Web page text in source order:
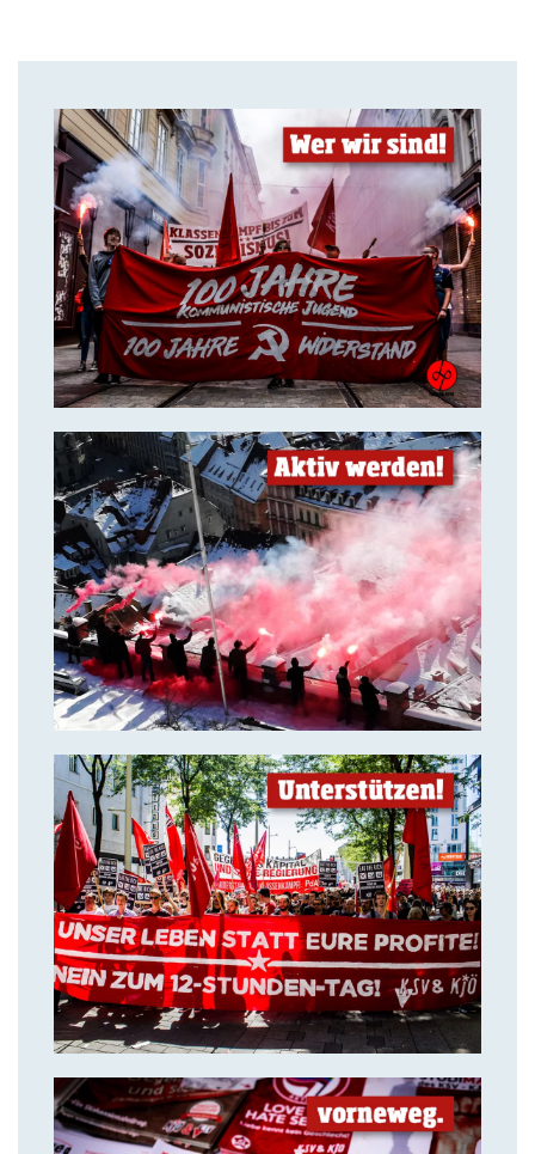
14. Juli 2018
Über uns
14. Juli 2018
Aktiv werden & gemeinsam
kämpfen!
14. Juli 2018
Solidarität ist unsere stärkste
Waffe!